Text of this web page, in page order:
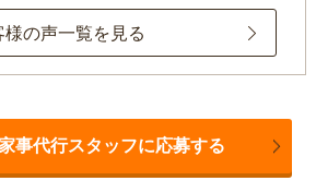
様の声一覧を見る
事代行スタッフに応募する